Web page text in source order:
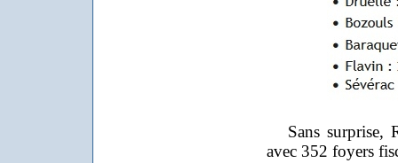
Sans surprise,
avec 352 foyers